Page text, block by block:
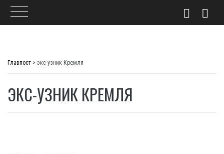
Главпост > экс-узник Кремля
ЭКС-УЗНИК КРЕМЛЯ